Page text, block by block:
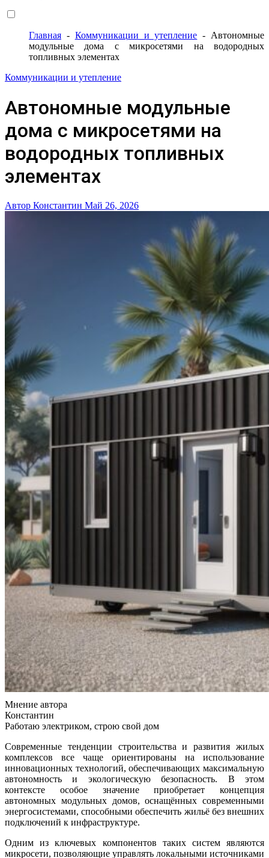
Главная - Коммуникации и утепление - Автономные
модульные дома с микросетями на водородных
топливных элементах
Коммуникации и утепление
Автономные модульные
дома с микросетями на
водородных топливных
элементах
Автор Константин Май 26, 2026
Мнение автора
Константин
Работаю электриком, строю свой дом
Современные тенденции строительства и развития жилых
комплексов все чаще ориентированы на использование
инновационных технологий, обеспечивающих максимальную
автономность и экологическую безопасность. В этом
контексте особое значение приобретает концепция
автономных модульных домов, оснащённых современными
энергосистемами, способными обеспечить жильё без внешних
подключений к инфраструктуре.
Одним из ключевых компонентов таких систем являются
микросети, позволяющие управлять локальными источниками